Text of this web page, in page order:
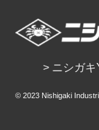
> ニシガ
© 2023 Nishigaki